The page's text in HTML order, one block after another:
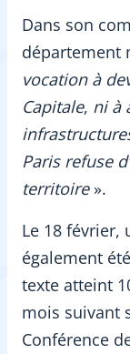
Dans son
département
vocation à
Capitale, ni à
Paris refuse
territoire».
Le 18 février,
également
texte atteint
mois suivant
Conférence